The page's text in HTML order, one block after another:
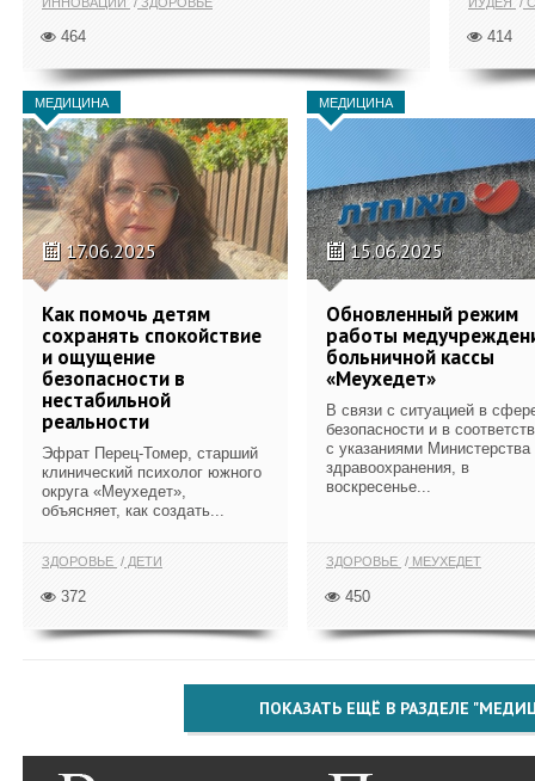
464 414
МЕДИЦИНА
17.06.2025
Как помочь детям
сохранять спокойствие
и ощущение
безопасности в
нестабильной
реальности
Эфрат Перец-Томер, старший
клинический психолог южного
округа «Меухедет»,
объясняет, как создать...
ЗДОРОВЬЕ ДЕТИ
372
МЕДИЦИНА
15.06.2025
Обновленный режим
работы
больничной кассы
«Меухедет»
В связи с ситуацией в
безопасности и в
с указаниями Министерства
здравоохранения, в
воскресенье...
ЗДОРОВЬЕ МЕУХЕДЕТ
450
ПОКАЗАТЬ ЕЩЁ В РАЗДЕЛЕ